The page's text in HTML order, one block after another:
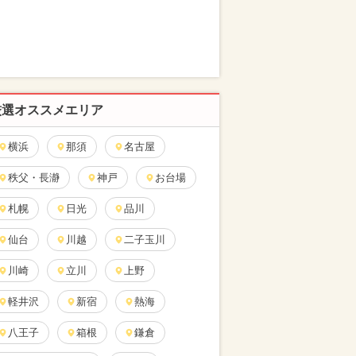
オススメエリア
横浜 那須 名古屋
秩父・長瀞 神戸 お台場
札幌 日光 品川
仙台 川越 二子玉川
川崎 立川 上野
軽井沢 新宿 熱海
八王子 箱根 鎌倉